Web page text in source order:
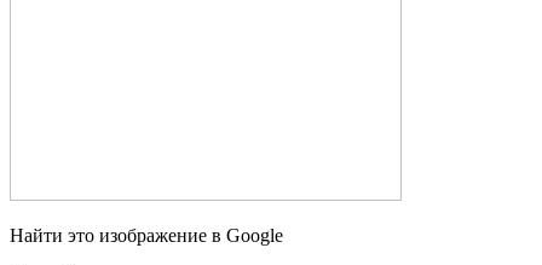
Найти это изображение в Google